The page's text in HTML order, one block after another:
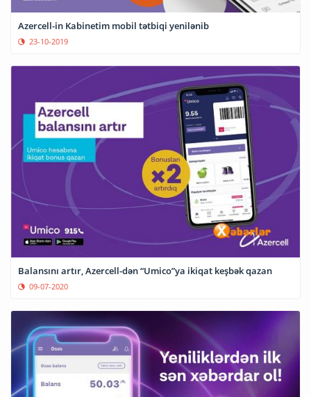
Azercell-in Kabinetim mobil tətbiqi yenilənib
23-10-2019
Balansını artır, Azercell-dən “Umico”ya ikiqat keşbək qazan
09-07-2020